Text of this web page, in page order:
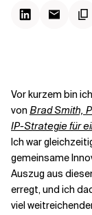
Vor kurzem bin
von Brad Smith,
IP-Strategie für
Ich war
gemeinsame
Auszug aus
erregt, und ich
viel